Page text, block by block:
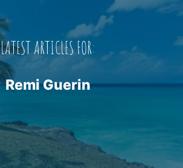
LATEST ARTICLES FOR:
Remi Guerin